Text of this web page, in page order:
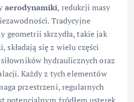
aerodynamiki, redukcji masy
Tradycyjne
geometrii skrzydła, takie jak
składają się z wielu części
hydraulicznych oraz
Każdy z tych elementów
przestrzeni, regularnych